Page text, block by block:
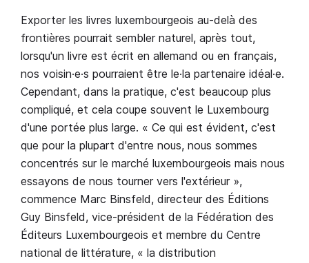
Exporter les livres luxembourgeois au-delà des
frontières pourrait sembler naturel, après tout,
lorsqu'un livre est écrit en allemand ou en français,
nos voisin·e·s pourraient être le·la partenaire idéal·e.
Cependant, dans la pratique, c'est beaucoup plus
compliqué, et cela coupe souvent le Luxembourg
d'une portée plus large. « Ce qui est évident, c'est
que pour la plupart d'entre nous, nous sommes
concentrés sur le marché luxembourgeois mais nous
essayons de nous tourner vers l'extérieur »,
commence Marc Binsfeld, directeur des Éditions
Guy Binsfeld, vice-président de la Fédération des
Éditeurs Luxembourgeois et membre du Centre
national de littérature, « la distribution